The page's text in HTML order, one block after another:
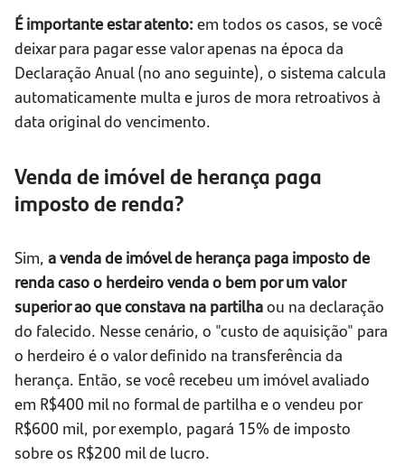
É importante estar atento: em todos os casos, se você
deixar para pagar esse valor apenas na época da
Declaração Anual (no ano seguinte), o sistema calcula
automaticamente multa e juros de mora retroativos à
data original do vencimento.
Venda de imóvel de herança paga
imposto de renda?
Sim, a venda de imóvel de herança paga imposto de
renda caso o herdeiro venda o bem por um valor
superior ao que constava na partilhaou na declaração
do falecido. Nesse cenário, o "custo de aquisição" para
o herdeiro é o valor definido na transferência da
herança. Então, se você recebeu um imóvel avaliado
em R$400 mil no formal de partilha e o vendeu por
R$600 mil, por exemplo, pagará 15% de imposto
sobre os R$200 mil de lucro.